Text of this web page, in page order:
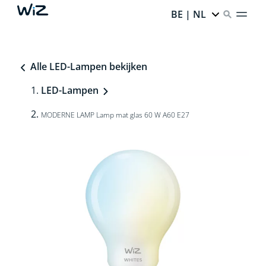
BE | NL
Alle LED-Lampen bekijken
LED-Lampen
MODERNE LAMP Lamp mat glas 60 W A60 E27